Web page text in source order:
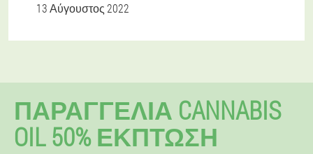
13 Αύγουστος 2022
ΠΑΡΑΓΓΕΛΊΑ CANNABIS
OIL 50% ΈΚΠΤΩΣΗ